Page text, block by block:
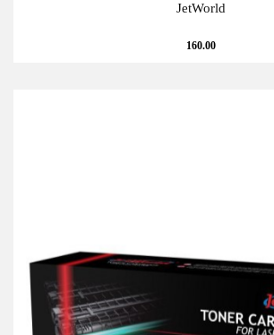
JetWorld
160.00